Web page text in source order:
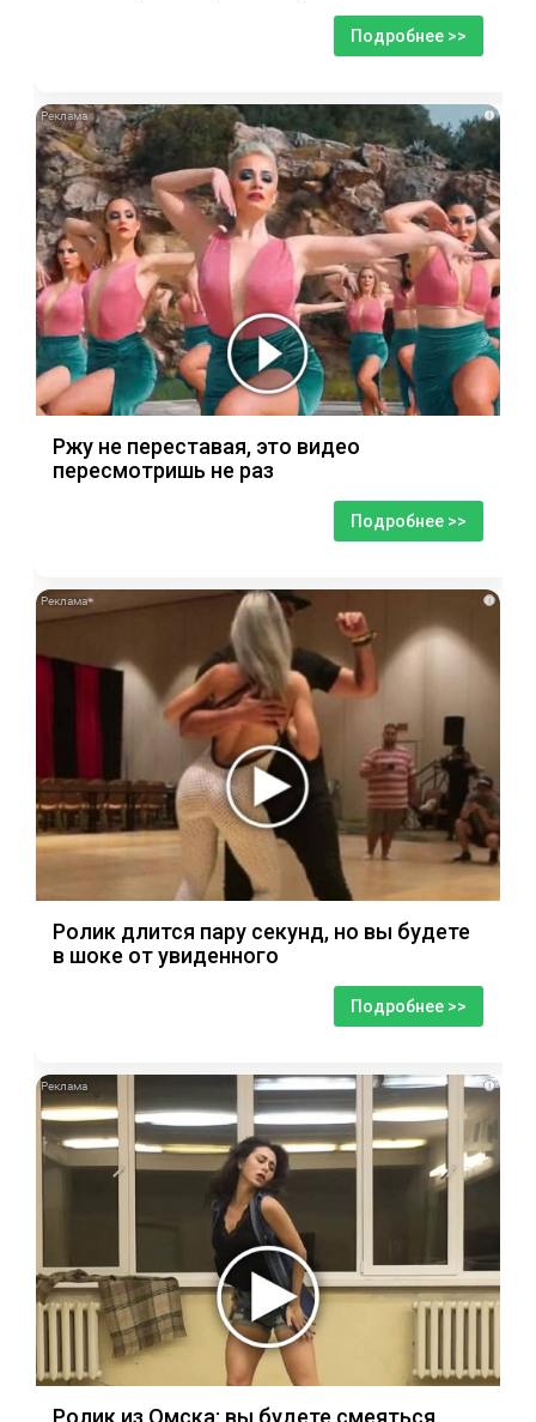
Подробнее >>
i
Ржу не переставая, это видео
пересмотришь не раз
Подробнее >>
i
Ролик длится пару секунд, но вы будете
в шоке от увиденного
Подробнее >>
i
Ролик из Омска: вы будете смеяться